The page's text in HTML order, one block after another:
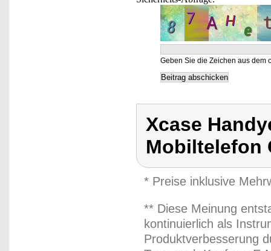
Geben Sie die Zeichen aus dem
Xcase
Mobiltelefon
* Preise inklusive
** Diese Meinung
kontinuierlich als
Produktverbesserung